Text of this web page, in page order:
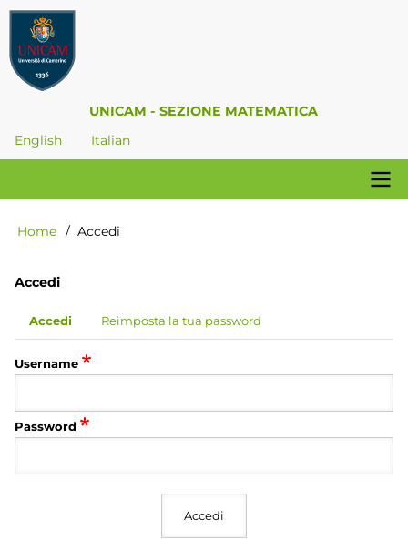
Salta
contenuto
principale
UNICAM - SEZIONE MATEMATICA
English
Italian
principale
Briciole
pane
Home Accedi
Accedi
Schede
primarie
Accedi Reimposta la tua password
Username
Password